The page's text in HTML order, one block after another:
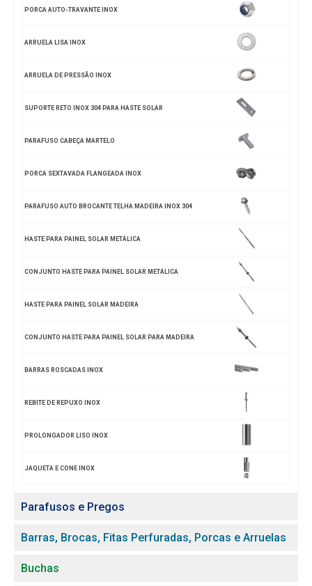
PORCA AUTO-TRAVANTE INOX
ARRUELA LISA INOX
ARRUELA DE PRESSÃO INOX
SUPORTE RETO INOX 304 PARA HASTE SOLAR
PARAFUSO CABEÇA MARTELO
PORCA SEXTAVADA FLANGEADA INOX
PARAFUSO AUTO BROCANTE TELHA MADEIRA INOX 304
HASTE PARA PAINEL SOLAR METÁLICA
CONJUNTO HASTE PARA PAINEL SOLAR METÁLICA
HASTE PARA PAINEL SOLAR MADEIRA
CONJUNTO HASTE PARA PAINEL SOLAR PARA MADEIRA
BARRAS ROSCADAS INOX
REBITE DE REPUXO INOX
PROLONGADOR LISO INOX
JAQUETA E CONE INOX
Parafusos e Pregos
Barras, Brocas, Fitas Perfuradas, Porcas e Arruelas
Buchas